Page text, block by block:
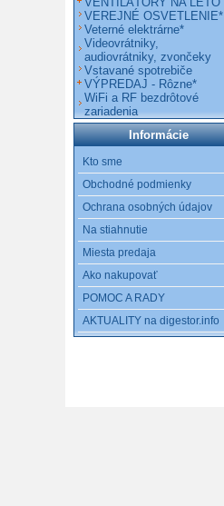
VEREJNÉ OSVETLENIE*
Veterné elektrárne*
Videovrátniky,
audiovrátniky, zvončeky
Vstavané spotrebiče
VÝPREDAJ - Rôzne*
WiFi a RF bezdrôtové
zariadenia
Informácie
Kto sme
Obchodné podmienky
Ochrana osobných údajov
Na stiahnutie
Miesta predaja
Ako nakupovať
POMOC A RADY
AKTUALITY na digestor.info